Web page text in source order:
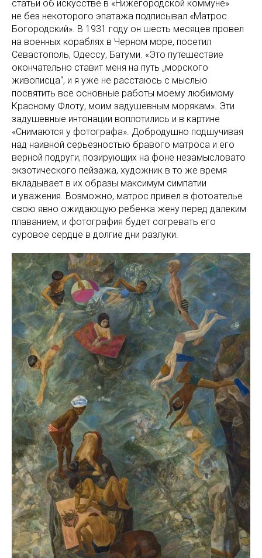
статьи об искусстве в «Нижегородской коммуне»
не без некоторого эпатажа подписывал «Матрос
Богородский». В 1931 году он шесть месяцев провел
на военных кораблях в Черном море, посетил
Севастополь, Одессу, Батуми. «Это путешествие
окончательно ставит меня на путь „морского
живописца“, и я уже не расстаюсь с мыслью
посвятить все основные работы моему любимому
Красному Флоту, моим задушевным морякам». Эти
задушевные интонации воплотились и в картине
«Снимаются у фотографа». Добродушно подшучивая
над наивной серьезностью бравого матроса и его
верной подруги, позирующих на фоне незамысловато
экзотического пейзажа, художник в то же время
вкладывает в их образы максимум симпатии
и уважения. Возможно, матрос привел в фотоателье
свою явно ожидающую ребенка жену перед далеким
плаванием, и фотография будет согревать его
суровое сердце в долгие дни разлуки.